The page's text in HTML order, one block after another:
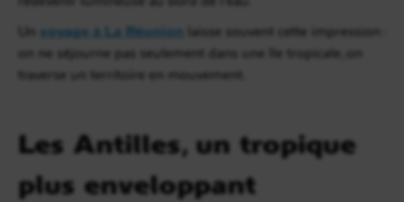
Un voyage à La Réunion laisse souvent cette impression :
on ne séjourne pas seulement dans une île tropicale, on
traverse un territoire en mouvement.
Les Antilles, un tropique
plus enveloppant